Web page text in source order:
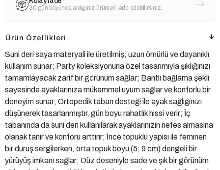
30 gün boyunca aldığınız ürünleri iade edebilirsiniz.
Ürün Özellikleri
Suni deri saya materyali ile üretilmiş, uzun ömürlü ve dayanıklı
kullanım sunar; Party koleksiyonuna özel tasarımıyla şıklığınızı
tamamlayacak zarif bir görünüm sağlar; Bantlı bağlama şekli
sayesinde ayaklarınıza mükemmel uyum sağlar ve konforlu bir
deneyim sunar; Ortopedik taban desteği ile ayak sağlığınızı
düşünerek tasarlanmıştır, gün boyu rahatlık hissi verir; İç
tabanında da suni deri kullanılarak ayaklarınızın nefes almasına
olanak tanır ve konforu arttırır; İnce topuklu yapısı ile feminen
bir duruş sergilerken, orta topuk boyu (5; 9 cm) dengeli bir
yürüyüş imkanı sağlar; Düz deseniyle sade ve şık bir görünüm